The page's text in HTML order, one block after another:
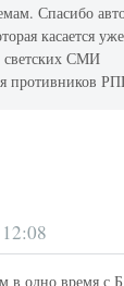
Спасибо
касается
светских СМИ
противников
в одно